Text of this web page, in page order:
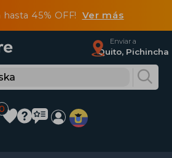
hasta 45% OFF! Ver más
Enviar a
Quito, Pichincha